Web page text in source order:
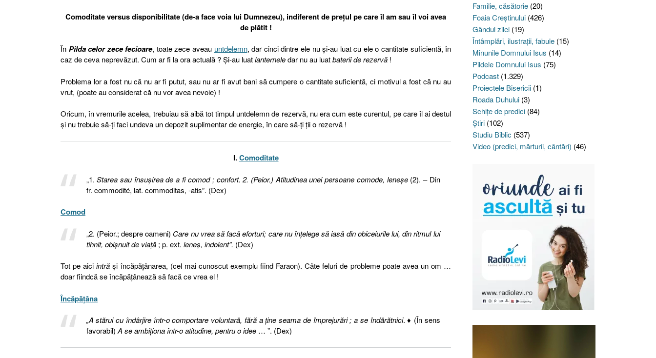
Comoditate versus disponibilitate (de-a face voia lui Dumnezeu), indiferent de preţul pe care îl am sau îl voi avea
de plătit !
În Pilda celor zece fecioare, toate zece aveau untdelemn, dar cinci dintre ele nu şi-au luat cu ele o cantitate suficientă, în
caz de ceva neprevăzut. Cum ar fi la ora actuală ? Şi-au luatlanterneledar nu au luatbaterii de rezervă !
Problema lor a fost nu că nu ar fi putut, sau nu ar fi avut bani să cumpere o cantitate suficientă, ci motivul a fost că nu au
vrut, (poate au considerat că nu vor avea nevoie) !
Oricum, în vremurile acelea, trebuiau să aibă tot timpul untdelemn de rezervă, nu era cum este curentul, pe care îl ai destul
şi nu trebuie să-ţi faci undeva un depozit suplimentar de energie, în care să-ţi ţii o rezervă !
I.Comoditate
„1.Starea sau însuşirea de a fi comod ; confort. 2. (Peior.) Atitudinea unei persoane comode, leneşe(2). – Din
fr. commodité, lat. commoditas, -atis”. (Dex)
Comod
„2. (Peior.; despre oameni) Care nu vrea să facă eforturi; care nu înţelege să iasă din obiceiurile lui, din ritmul lui
tihnit, obişnuit de viață ; p. ext. leneş, indolent”. (Dex)
Tot pe aiciintră şi încăpăţânarea, (cel mai cunoscut exemplu fiind Faraon). Câte feluri de probleme poate avea un om …
doar fiindcă se încăpăţânează să facă ce vrea el !
Încăpăţâna
„A stărui cu îndârjire într-o comportare voluntară, fără a ţine seama de împrejurări ; a se îndărătnici. ♦ (În sens
favorabil) A se ambiţiona într-o atitudine, pentru o idee… ”. (Dex)
Familie, căsătorie(20)
Foaia Creştinului(426)
Gândul zilei(19)
Întâmplări, ilustraţii, fabule(15)
Minunile Domnului Isus (14)
Pildele Domnului Isus (75)
Podcast(1.329)
Proiectele Bisericii(1)
Roada Duhului(3)
Schiţe de predici(84)
Ştiri(102)
Studiu Biblic (537)
Video (predici, mărturii, cântări) (46)